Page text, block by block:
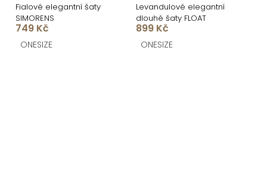
Fialové elegantní šaty
SIMORENS
749 Kč
ONESIZE
Levandulové elegantní
dlouhé šaty FLOAT
899 Kč
ONESIZE